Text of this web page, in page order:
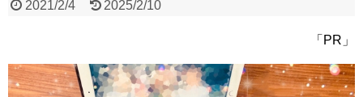
2021/2/4 2025/2/10
「PR」